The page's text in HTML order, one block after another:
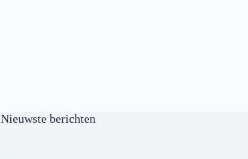
Nieuwste berichten